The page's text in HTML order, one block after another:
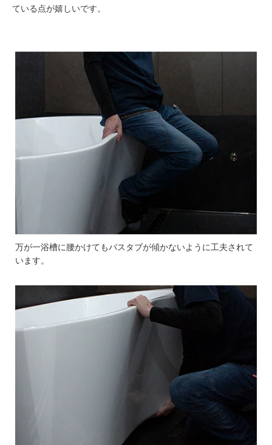
ている点が嬉しいです。
万が一浴槽に腰かけてもバスタブが傾かないように工夫されて
います。